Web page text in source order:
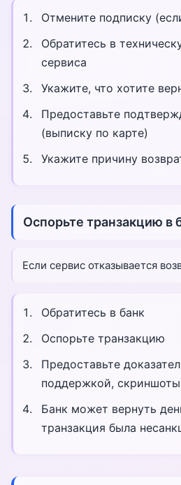
Отмените подписку
Обратитесь в
сервиса
Укажите, что хотите
Предоставьте
(выписку по карте)
Укажите причину
Оспорьте транзакцию в
Если сервис отказывается
Обратитесь в банк
Оспорьте транзакцию
Предоставьте
поддержкой,
Банк может вернуть
транзакция была